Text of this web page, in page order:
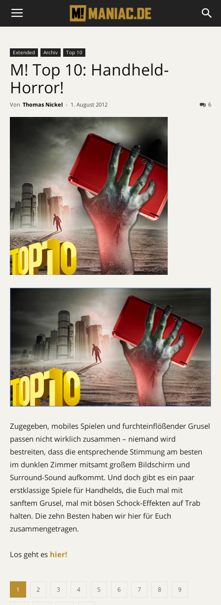
Extended Archiv Top 10
M! Top 10: Handheld-
Horror!
Von Thomas Nickel - 1. August 2012 6
Zugegeben, mobiles Spielen und furchteinflößender Grusel
passen nicht wirklich zusammen – niemand wird
bestreiten, dass die entsprechende Stimmung am besten
im dunklen Zimmer mitsamt großem Bildschirm und
Surround-Sound aufkommt. Und doch gibt es ein paar
erstklassige Spiele für Handhelds, die ­Euch mal mit
sanftem Grusel, mal mit bösen Schock-Effekten auf Trab
halten. Die zehn Besten haben wir hier für Euch
zusammengetragen.
Los geht es hier!
1 2 3 4 5 6 7 8 9